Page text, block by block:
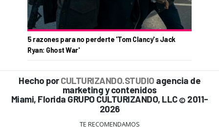
5 razones para no perderte 'Tom Clancy's Jack
Ryan: Ghost War'
Hecho porCULTURIZANDO.STUDIO agencia de
marketing y contenidos
Miami, Florida GRUPO CULTURIZANDO, LLC © 2011-
2026
TE RECOMENDAMOS